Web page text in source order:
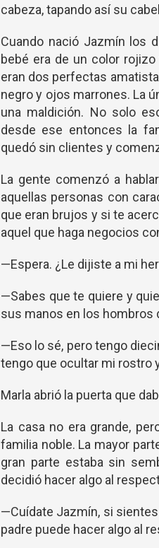
cabeza, tapando así su
Cuando nació Jazmín los
bebé era de un color
eran dos perfectas
negro y ojos marrones. La
una maldición. No solo
desde ese entonces la
quedó sin clientes y
La gente comenzó a
aquellas personas con
que eran brujos y si te
aquel que haga negocios
—Espera. ¿Le dijiste a mi
—Sabes que te quiere y
sus manos en los hombros
—Eso lo sé, pero tengo
tengo que ocultar mi rostro
Marla abrió la puerta que
La casa no era grande,
familia noble. La mayor
gran parte estaba sin
decidió hacer algo al
—Cuídate Jazmín, si
padre puede hacer algo al